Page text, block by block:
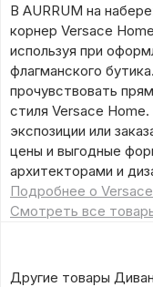
В AURRUM на
корнер Versace
используя при
флагманского
прочувствовать
стиля Versace
экспозиции или
цены и выгодные
архитекторами и
Подробнее о
Смотреть все
Другие товары